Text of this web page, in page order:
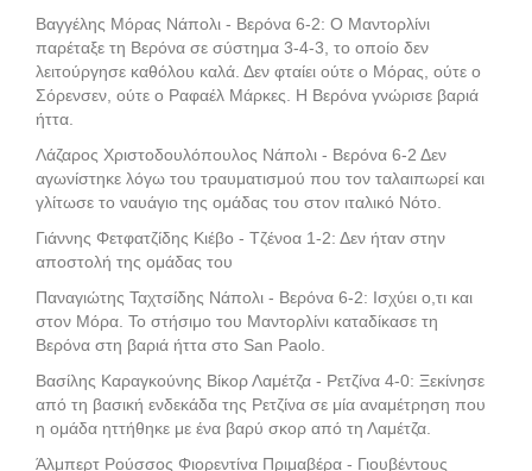
Βαγγέλης Μόρας Νάπολι - Βερόνα 6-2: O Μαντορλίνι
παρέταξε τη Βερόνα σε σύστημα 3-4-3, το οποίο δεν
λειτούργησε καθόλου καλά. Δεν φταίει ούτε ο Μόρας, ούτε ο
Σόρενσεν, ούτε ο Ραφαέλ Μάρκες. Η Βερόνα γνώρισε βαριά
ήττα.
Λάζαρος Χριστοδουλόπουλος Νάπολι - Βερόνα 6-2 Δεν
αγωνίστηκε λόγω του τραυματισμού που τον ταλαιπωρεί και
γλίτωσε το ναυάγιο της ομάδας του στον ιταλικό Νότο.
Γιάννης Φετφατζίδης Κιέβο - Τζένοα 1-2: Δεν ήταν στην
αποστολή της ομάδας του
Παναγιώτης Ταχτσίδης Νάπολι - Βερόνα 6-2: Ισχύει ο,τι και
στον Μόρα. Το στήσιμο του Μαντορλίνι καταδίκασε τη
Βερόνα στη βαριά ήττα στο San Paolo.
Βασίλης Καραγκούνης Βίκορ Λαμέτζα - Ρετζίνα 4-0: Ξεκίνησε
από τη βασική ενδεκάδα της Ρετζίνα σε μία αναμέτρηση που
η ομάδα ηττήθηκε με ένα βαρύ σκορ από τη Λαμέτζα.
Άλμπερτ Ρούσσος Φιορεντίνα Πριμαβέρα - Γιουβέντους